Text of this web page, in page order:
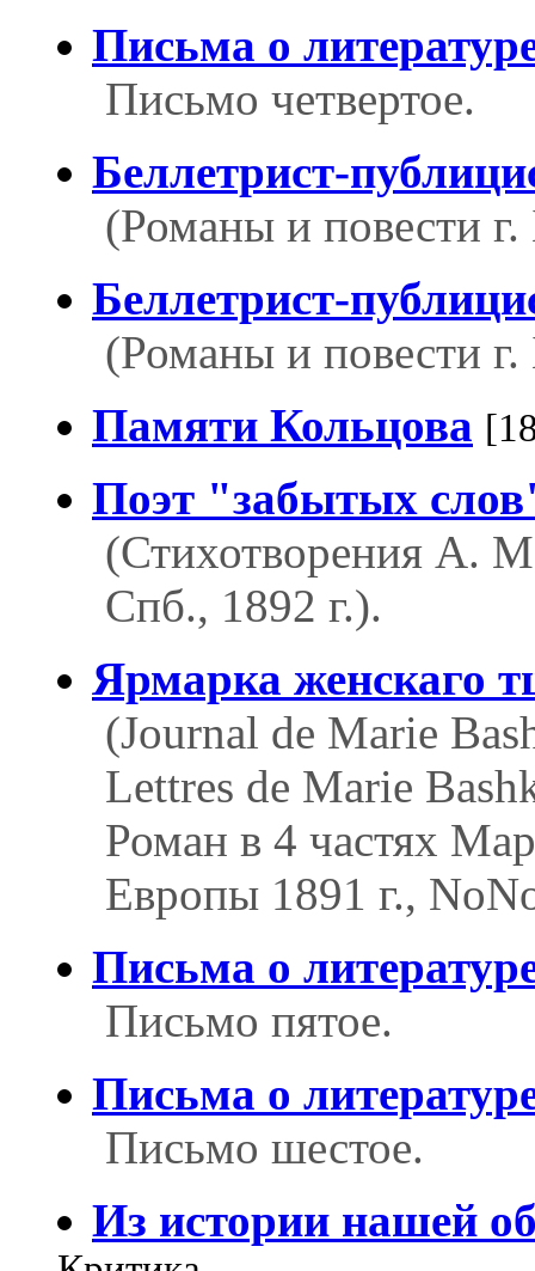
Письма о
Письмо четвертое.
Беллетрист-
(Романы и повести
Беллетрист-
(Романы и повести
Памяти Кольцова
Поэт "забытых
(Стихотворения А.
Спб., 1892 г.).
Ярмарка женскаго
(Journal de Marie
Lettres de Marie
Роман в 4 частях
Европы 1891 г.,
Письма о
Письмо пятое.
Письма о
Письмо шестое.
Из истории нашей